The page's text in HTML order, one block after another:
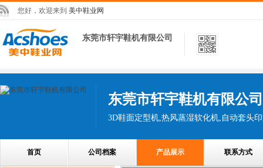
您好，欢迎来到 美中鞋业网
东莞市轩宇鞋机有限公司
东莞市轩宇鞋机有限公司
3D鞋面定型机,热风蒸湿软化机,自动套头
首页 公司档案 产品展示 联系方式